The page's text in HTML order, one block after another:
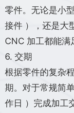
零件。无论是小
接件 ），还是大
CNC 加工都能满
6. 交期
根据零件的复杂
期。对于常规简
作日 ）完成加工